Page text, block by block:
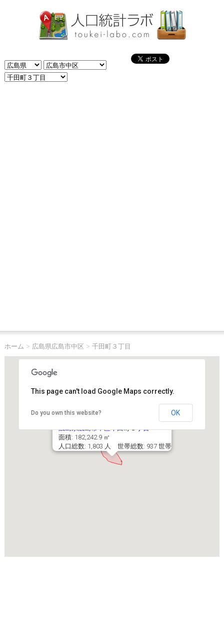
ホーム > 広島県広島市中区 > 千田町３丁目
広島県広島市中区千田町３丁目
面積: 182,242.9 ㎡
人口総数: 1,803 人 世帯総数: 937 世帯
This page can't load Google Maps correctly.
Do you own this website? OK